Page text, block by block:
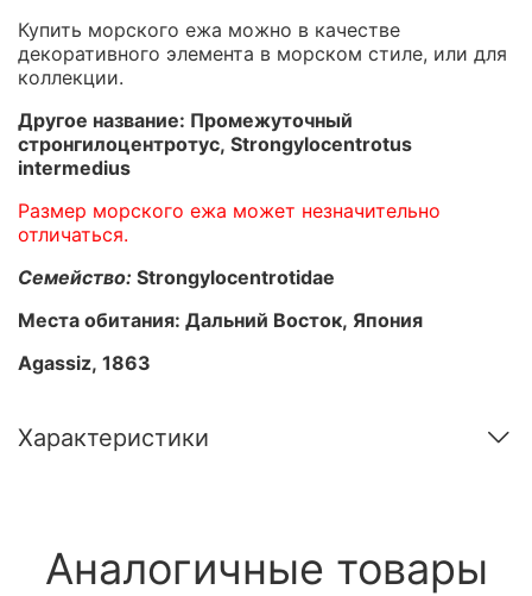
Купить морского ежа можно в качестве
декоративного элемента в морском стиле, или для
коллекции.
Другое название: Промежуточный
стронгилоцентротус, Strongylocentrotus
intermedius
Размер морского ежа может незначительно
отличаться.
Семейство: Strongylocentrotidae
Места обитания: Дальний Восток, Япония
Agassiz, 1863
Характеристики
Аналогичные товары